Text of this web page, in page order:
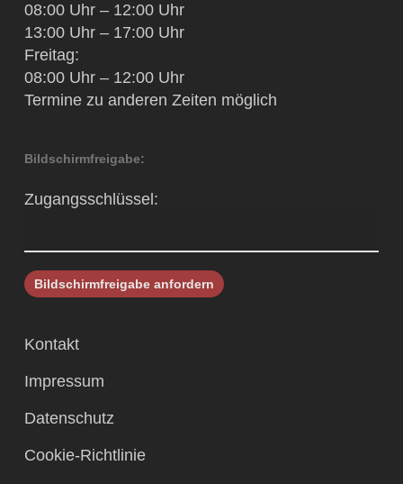
08:00 Uhr – 12:00 Uhr
13:00 Uhr – 17:00 Uhr
Freitag:
08:00 Uhr – 12:00 Uhr
Termine zu anderen Zeiten möglich
Bildschirmfreigabe:
Zugangsschlüssel:
Kontakt
Impressum
Datenschutz
Cookie-Richtlinie